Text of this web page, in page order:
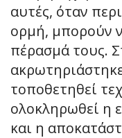
αυτές, όταν
ορμή, μπορούν
πέρασμά τους.
τοποθετηθεί
ολοκληρωθεί η
και η